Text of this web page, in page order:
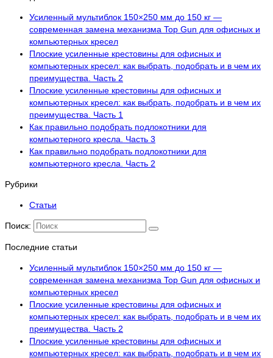
Усиленный мультиблок 150×250 мм до 150 кг —
современная замена механизма Top Gun для офисных и
компьютерных кресел
Плоские усиленные крестовины для офисных и
компьютерных кресел: как выбрать, подобрать и в чем их
преимущества. Часть 2
Плоские усиленные крестовины для офисных и
компьютерных кресел: как выбрать, подобрать и в чем их
преимущества. Часть 1
Как правильно подобрать подлокотники для
компьютерного кресла. Часть 3
Как правильно подобрать подлокотники для
компьютерного кресла. Часть 2
Рубрики
Статьи
Поиск:
Последние статьи
Усиленный мультиблок 150×250 мм до 150 кг —
современная замена механизма Top Gun для офисных и
компьютерных кресел
Плоские усиленные крестовины для офисных и
компьютерных кресел: как выбрать, подобрать и в чем их
преимущества. Часть 2
Плоские усиленные крестовины для офисных и
компьютерных кресел: как выбрать, подобрать и в чем их